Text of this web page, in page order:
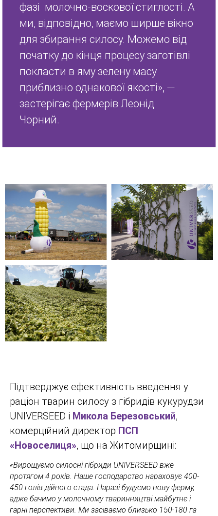
фазі молочно-воскової стиглості. А
ми, відповідно, маємо ширше вікно
для збирання силосу. Можемо від
початку до кінця процесу заготівлі
покласти в яму зелену масу
приблизно однакової якості», —
застерігає фермерів Леонід
Чорний.
Підтверджує ефективність введення у
раціон тварин силосу з гібридів кукурудзи
UNIVERSEED і Микола Березовський,
комерційний директор ПСП
«Новоселиця», що на Житомирщині:
«Вирощуємо силосні гібриди UNIVERSEED вже
протягом 4 років. Наше господарство нараховує 400-
450 голів дійного стада. Наразі будуємо нову ферму,
адже бачимо у молочному тваринництві майбутнє і
гарні перспективи. Ми засіваємо близько 150-180 га